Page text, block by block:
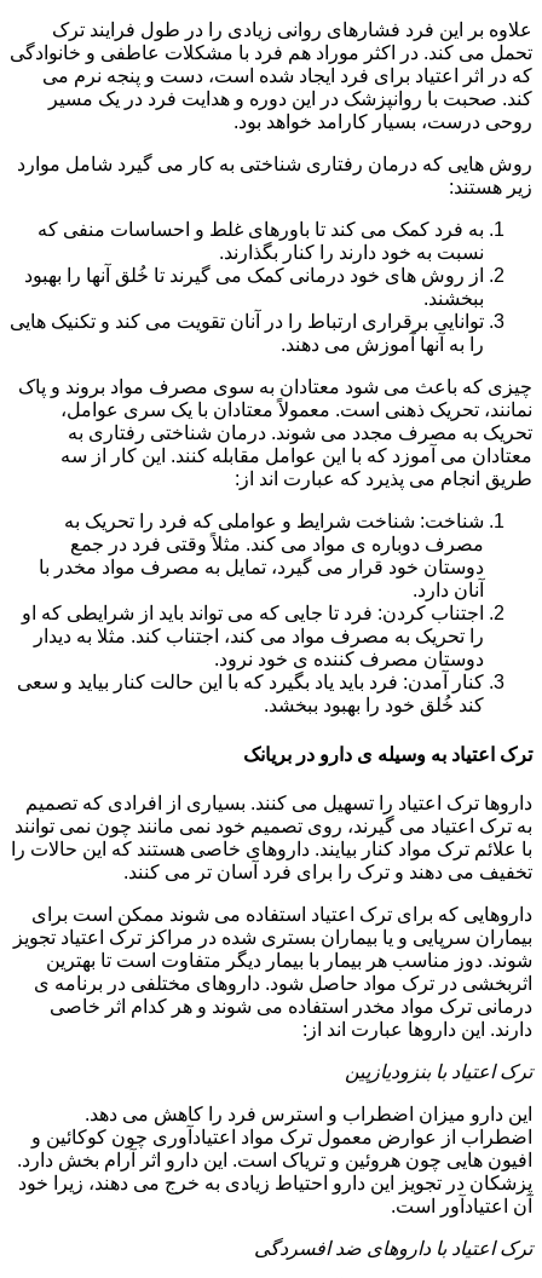
علاوه بر این فرد فشارهای روانی زیادی را در طول فرایند ترک
تحمل می کند. در اکثر موراد هم فرد با مشکلات عاطفی و خانوادگی
که در اثر اعتیاد برای فرد ایجاد شده است، دست و پنجه نرم می
کند. صحبت با روانپزشک در این دوره و هدایت فرد در یک مسیر
روحی درست، بسیار کارامد خواهد بود.
روش هایی که درمان رفتاری شناختی به کار می گیرد شامل موارد
زیر هستند:
به فرد کمک می کند تا باورهای غلط و احساسات منفی که
نسبت به خود دارند را کنار بگذارند.
از روش های خود درمانی کمک می گیرند تا خُلق آنها را بهبود
ببخشند.
توانایی برقراری ارتباط را در آنان تقویت می کند و تکنیک هایی
را به آنها آموزش می دهند.
چیزی که باعث می شود معتادان به سوی مصرف مواد بروند و پاک
نمانند، تحریک ذهنی است. معمولاً معتادان با یک سری عوامل،
تحریک به مصرف مجدد می شوند. درمان شناختی رفتاری به
معتادان می آموزد که با این عوامل مقابله کنند. این کار از سه
طریق انجام می پذیرد که عبارت اند از:
شناخت: شناخت شرایط و عواملی که فرد را تحریک به
مصرف دوباره ی مواد می کند. مثلاً وقتی فرد در جمع
دوستان خود قرار می گیرد، تمایل به مصرف مواد مخدر با
آنان دارد.
اجتناب کردن: فرد تا جایی که می تواند باید از شرایطی که او
را تحریک به مصرف مواد می کند، اجتناب کند. مثلا به دیدار
دوستان مصرف کننده ی خود نرود.
کنار آمدن: فرد باید یاد بگیرد که با این حالت کنار بیاید و سعی
کند خُلق خود را بهبود ببخشد.
ترک اعتیاد به وسیله ی دارو در بریانک
داروها ترک اعتیاد را تسهیل می کنند. بسیاری از افرادی که تصمیم
به ترک اعتیاد می گیرند، روی تصمیم خود نمی مانند چون نمی توانند
با علائم ترک مواد کنار بیایند. داروهای خاصی هستند که این حالات را
تخفیف می دهند و ترک را برای فرد آسان تر می کنند.
داروهایی که برای ترک اعتیاد استفاده می شوند ممکن است برای
بیماران سرپایی و یا بیماران بستری شده در مراکز ترک اعتیاد تجویز
شوند. دوز مناسب هر بیمار با بیمار دیگر متفاوت است تا بهترین
اثربخشی در ترک مواد حاصل شود. داروهای مختلفی در برنامه ی
درمانی ترک مواد مخدر استفاده می شوند و هر کدام اثر خاصی
دارند. این داروها عبارت اند از:
ترک اعتیاد با بنزودیازپین
این دارو میزان اضطراب و استرس فرد را کاهش می دهد.
اضطراب از عوارض معمول ترک مواد اعتیادآوری چون کوکائین و
افیون هایی چون هروئین و تریاک است. این دارو اثر آرام بخش دارد.
پزشکان در تجویز این دارو احتیاط زیادی به خرج می دهند، زیرا خود
آن اعتیادآور است.
ترک اعتیاد با داروهای ضد افسردگی